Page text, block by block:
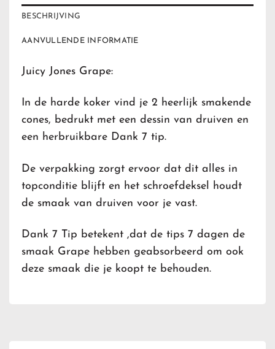
BESCHRIJVING
AANVULLENDE INFORMATIE
Juicy Jones Grape:
In de harde koker vind je 2 heerlijk smakende
cones, bedrukt met een dessin van druiven en
een herbruikbare Dank 7 tip.
De verpakking zorgt ervoor dat dit alles in
topconditie blijft en het schroefdeksel houdt
de smaak van druiven voor je vast.
Dank 7 Tip betekent ,dat de tips 7 dagen de
smaak Grape hebben geabsorbeerd om ook
deze smaak die je koopt te behouden.